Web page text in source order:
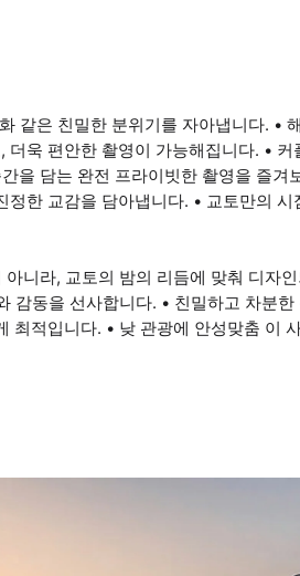
같은 친밀한 분위기를 자아냅니다. •
욱 편안한 촬영이 가능해집니다. • 커
을 담는 완전 프라이빗한 촬영을 즐겨
한 교감을 담아냅니다. • 교토만의 시
니라, 교토의 밤의 리듬에 맞춰 디자
감동을 선사합니다. • 친밀하고 차분한
최적입니다. • 낮 관광에 안성맞춤 이